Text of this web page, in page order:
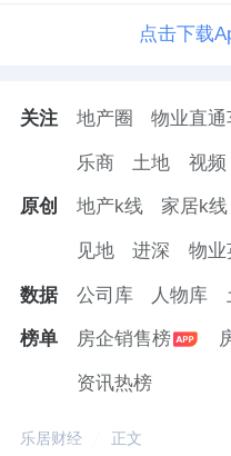
点击下载
关注 地产圈 物业直通
乐商 土地 视频
原创 地产k线 家居k线
见地 进深 物业
数据 公司库 人物库
榜单 房企销售榜
资讯热榜
乐居财经 正文